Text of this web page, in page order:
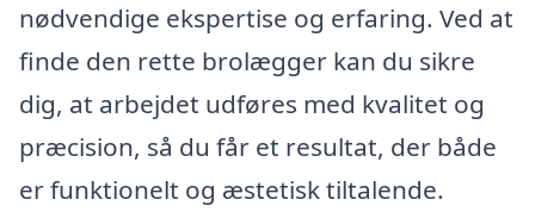
nødvendige ekspertise og erfaring. Ved at
finde den rette brolægger kan du sikre
dig, at arbejdet udføres med kvalitet og
præcision, så du får et resultat, der både
er funktionelt og æstetisk tiltalende.